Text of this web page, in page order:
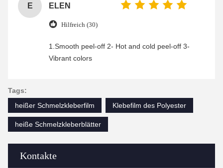
Kontakte
E ELEN
Hilfreich (30)
1.Smooth peel-off 2- Hot and cold peel-off 3-
Vibrant colors
Tags:
heißer Schmelzkleberfilm
Klebefilm des Polyester
heiße Schmelzkleberblätter